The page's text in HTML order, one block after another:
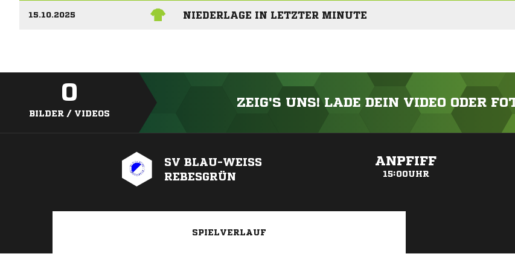
15.10.2025 NIEDERLAGE IN LETZTER MINUTE
0
BILDER / VIDEOS
ZEIG'S UNS! LADE DEIN VIDEO ODER
SV BLAU-WEISS R
EBESGRÜN
ANPFIFF
15:00UHR
SPIELVERLAUF